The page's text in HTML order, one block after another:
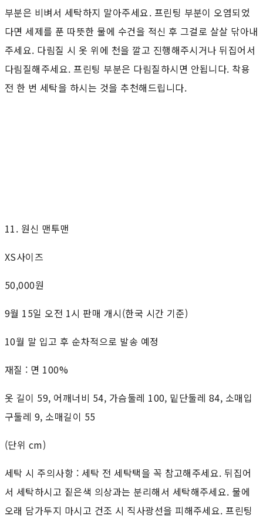
부분은 비벼서 세탁하지 말아주세요. 프린팅 부분이 오염되었
다면 세제를 푼 따뜻한 물에 수건을 적신 후 그걸로 살살 닦아내
주세요. 다림질 시 옷 위에 천을 깔고 진행해주시거나 뒤집어서
다림질해주세요. 프린팅 부분은 다림질하시면 안됩니다. 착용
전 한 번 세탁을 하시는 것을 추천해드립니다.
11. 원신 맨투맨
XS사이즈
50,000원
9월 15일 오전 1시 판매 개시(한국 시간 기준)
10월 말 입고 후 순차적으로 발송 예정
재질 : 면 100%
옷 길이 59, 어깨너비 54, 가슴둘레 100, 밑단둘레 84, 소매입
구둘레 9, 소매길이 55
(단위 cm)
세탁 시 주의사항 : 세탁 전 세탁택을 꼭 참고해주세요. 뒤집어
서 세탁하시고 짙은색 의상과는 분리해서 세탁해주세요. 물에
오래 담가두지 마시고 건조 시 직사광선을 피해주세요. 프린팅